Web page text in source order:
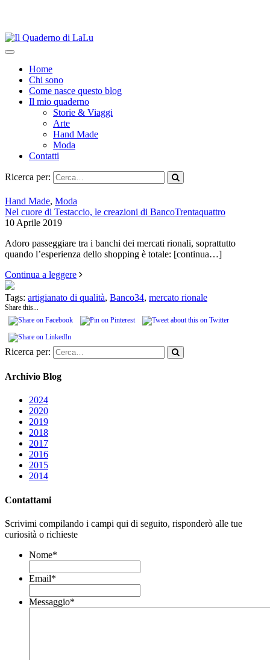
Home
Chi sono
Come nasce questo blog
Il mio quaderno
Storie & Viaggi
Arte
Hand Made
Moda
Contatti
Ricerca per:
Hand Made, Moda
Nel cuore di Testaccio, le creazioni di BancoTrentaquattro
10 Aprile 2019
Adoro passeggiare tra i banchi dei mercati rionali, soprattutto
quando l’esperienza dello shopping è totale: [continua…]
Continua a leggere
Tags: artigianato di qualità, Banco34, mercato rionale
Share this...
Ricerca per:
Archivio Blog
2024
2020
2019
2018
2017
2016
2015
2014
Contattami
Scrivimi compilando i campi qui di seguito, risponderò alle tue
curiosità o richieste
Nome*
Email*
Messaggio*